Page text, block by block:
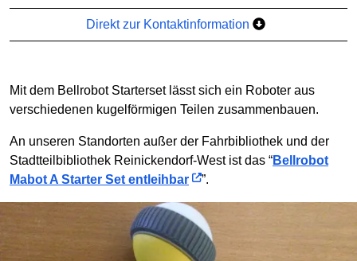
Direkt zur Kontaktinformation
Mit dem Bellrobot Starterset lässt sich ein Roboter aus
verschiedenen kugelförmigen Teilen zusammenbauen.
An unseren Standorten außer der Fahrbibliothek und der
Stadtteilbibliothek Reinickendorf-West ist das “Bellrobot
Mabot A Starter Set entleihbar
”.